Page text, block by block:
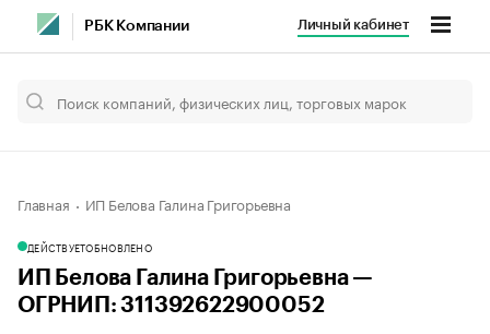
РБК Компании Личный кабинет
Главная ИП Белова Галина Григорьевна
ДЕЙСТВУЕТОБНОВЛЕНО
ИП Белова Галина Григорьевна —
ОГРНИП: 311392622900052